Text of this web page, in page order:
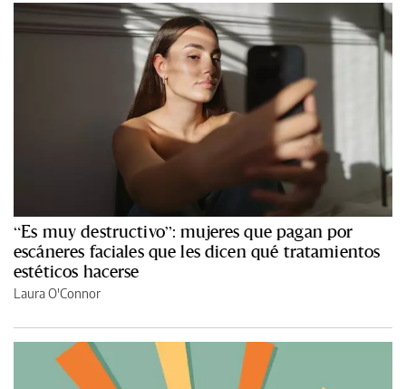
“Es muy destructivo”: mujeres que pagan por
escáneres faciales que les dicen qué tratamientos
estéticos hacerse
Laura O'Connor